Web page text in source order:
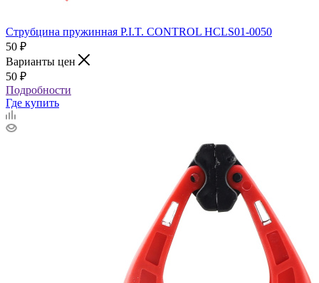
Струбцина пружинная P.I.T. CONTROL HCLS01-0050
50 ₽
Варианты цен
50 ₽
Подробности
Где купить